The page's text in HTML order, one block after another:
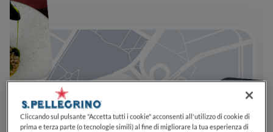
Cliccando sul pulsante "Accetta tutti i cookie" acconsenti all'utilizzo di cookie di
prima e terza parte (o tecnologie simili) al fine di migliorare la tua esperienza di